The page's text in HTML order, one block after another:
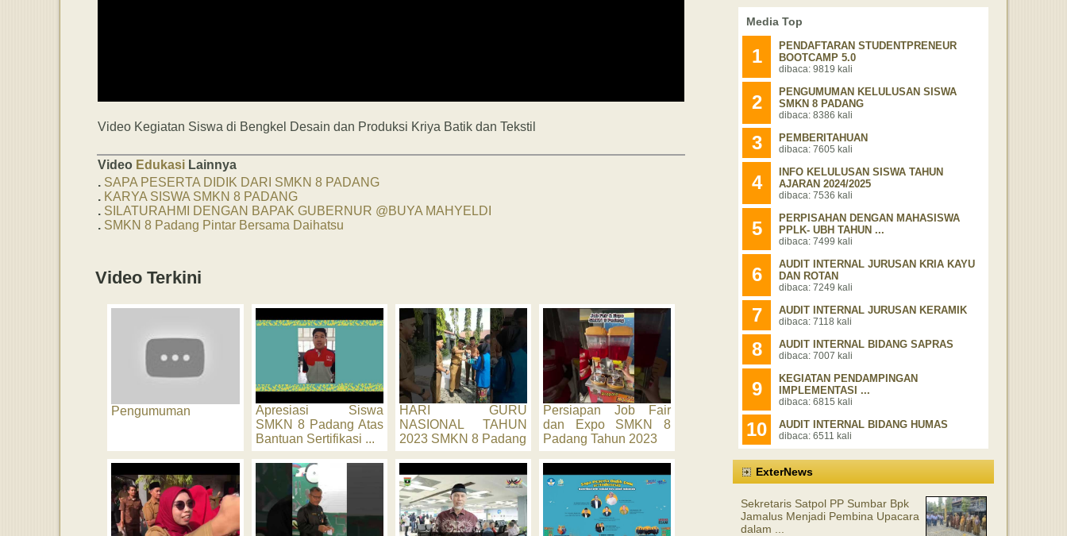
Video Kegiatan Siswa di Bengkel Desain dan Produksi Kriya Batik dan Tekstil
Video Edukasi Lainnya
. SAPA PESERTA DIDIK DARI SMKN 8 PADANG
. KARYA SISWA SMKN 8 PADANG
. SILATURAHMI DENGAN BAPAK GUBERNUR @BUYA MAHYELDI
. SMKN 8 Padang Pintar Bersama Daihatsu
Video Terkini
Pengumuman
Apresiasi Siswa
SMKN 8 Padang Atas
Bantuan Sertifikasi ...
HARI GURU
NASIONAL TAHUN
2023 SMKN 8 Padang
Persiapan Job Fair
dan Expo SMKN 8
Padang Tahun 2023
Media Top
1
PENDAFTARAN STUDENTPRENEUR
BOOTCAMP 5.0
dibaca: 9819 kali
2
PENGUMUMAN KELULUSAN SISWA
SMKN 8 PADANG
dibaca: 8386 kali
3 PEMBERITAHUAN
dibaca: 7605 kali
4
INFO KELULUSAN SISWA TAHUN
AJARAN 2024/2025
dibaca: 7536 kali
5
PERPISAHAN DENGAN MAHASISWA
PPLK- UBH TAHUN ...
dibaca: 7499 kali
6
AUDIT INTERNAL JURUSAN KRIA KAYU
DAN ROTAN
dibaca: 7249 kali
7 AUDIT INTERNAL JURUSAN KERAMIK
dibaca: 7118 kali
8 AUDIT INTERNAL BIDANG SAPRAS
dibaca: 7007 kali
9
KEGIATAN PENDAMPINGAN
IMPLEMENTASI ...
dibaca: 6815 kali
10 AUDIT INTERNAL BIDANG HUMAS
dibaca: 6511 kali
ExterNews
Sekretaris Satpol PP Sumbar Bpk
Jamalus Menjadi Pembina Upacara
dalam ...